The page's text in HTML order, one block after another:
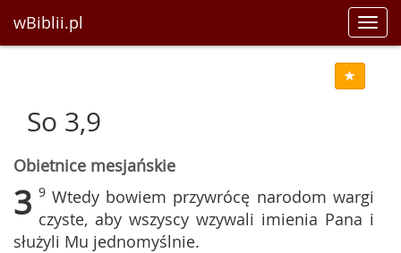
wBiblii.pl
So 3,9
Obietnice mesjańskie
3 9 Wtedy bowiem przywrócę narodom wargi
czyste, aby wszyscy wzywali imienia Pana i
służyli Mu jednomyślnie.